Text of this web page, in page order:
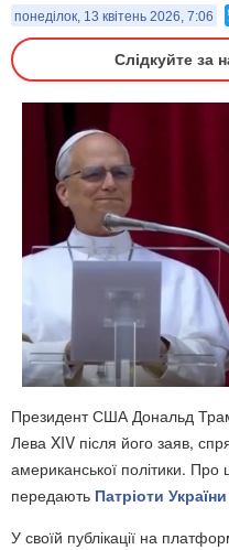
понеділок, 13 квітень 2026, 7:06
Слідкуйте за
Президент США Дональд
Лева XIV після його заяв,
американської політики. Про
передають Патріоти України
У своїй публікації на